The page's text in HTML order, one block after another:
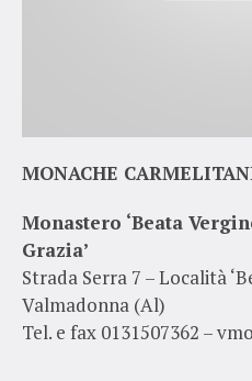
MONACHE
Monastero ‘Beata
Grazia’
Strada Serra 7 – Località
Valmadonna (Al)
Tel. e fax 0131507362 –